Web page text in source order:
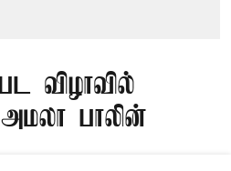
விழாவில்
அமலா பாலின்